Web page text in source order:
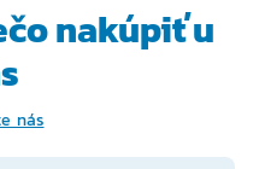
nakúpiť u
nás